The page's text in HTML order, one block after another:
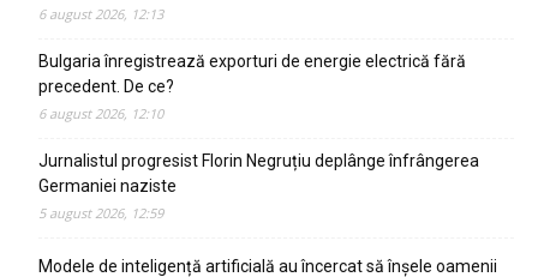
6 august 2026, 12:13
Bulgaria înregistrează exporturi de energie electrică fără
precedent. De ce?
6 august 2026, 12:10
Jurnalistul progresist Florin Negruțiu deplânge înfrângerea
Germaniei naziste
5 august 2026, 12:59
Modele de inteligență artificială au încercat să înșele oamenii